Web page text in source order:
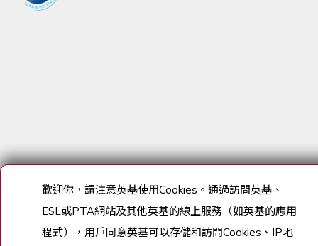
歡迎你，請注意英基使用Cookies 。通過訪問英基、
ESL或PTA網站及其他英基的線上服務（如英基的應用
程式），用戶同意英基可以存儲和訪問Cookies 、 IP地